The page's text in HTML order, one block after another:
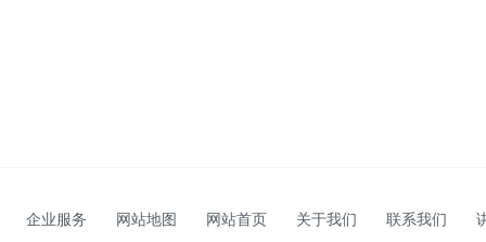
企业服务 网站地图 网站首页 关于我们 联系我们